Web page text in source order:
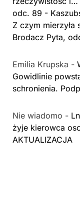
odc. 89 -
Z czym mierzyła
Brodacz Pyta,
Emilia Krupska -
Gowidlinie
schronienia.
Nie wiadomo -
żyje kierowca
AKTUALIZACJA